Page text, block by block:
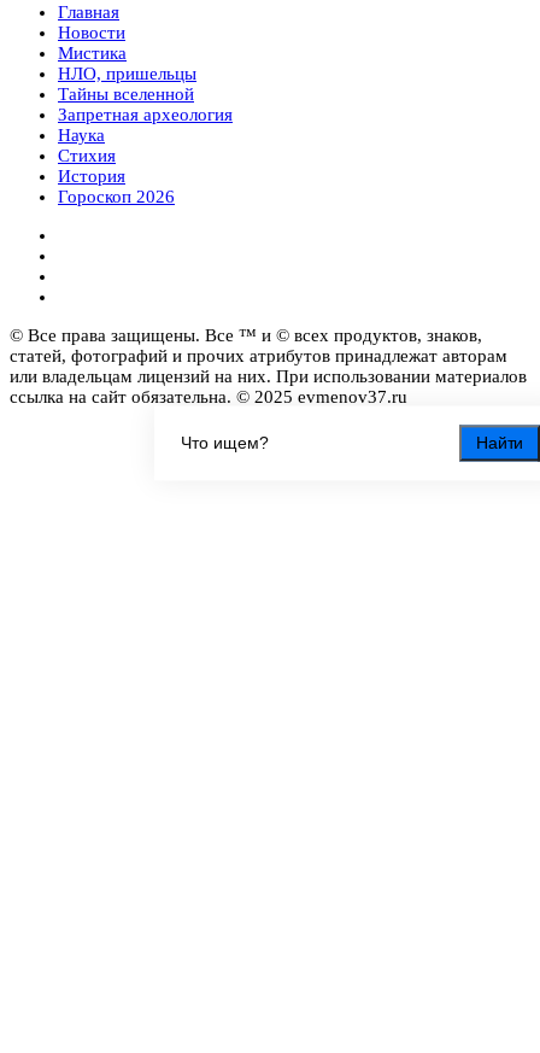
Найти
Главная
Новости
Мистика
НЛО, пришельцы
Тайны вселенной
Запретная археология
Наука
Стихия
История
Гороскоп 2026
© Все права защищены. Все ™ и © всех продуктов, знаков,
статей, фотографий и прочих атрибутов принадлежат авторам
или владельцам лицензий на них. При использовании материалов
ссылка на сайт обязательна. © 2025 evmenov37.ru